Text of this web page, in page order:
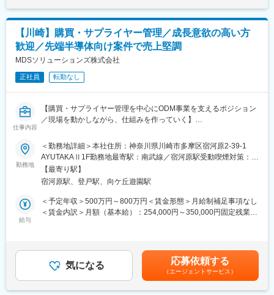
■施工実績
・川崎市消防局出張所
・焼肉チェーン・牛角（武蔵小杉店・武蔵中原店）
・CPGゴルフ
行政関連施設・飲食店・オフィス・クリニック…幅広い現場での
実績がございます。
わることができます。わからないこと、不安なことがあれば遠慮
なくお聞きください。また現在は、代表や先輩社員が業務フロー
教育体制が整う予定です。今回入社される方の営業ノウハウや知
見も、ぜひお聞かせください。
直接取引の依頼がメインです。一般的に管工事は、ゼネコンやサ
ブコンから依頼を受けるものですが、自社ECサイトを持つ当社で
はお客様と直接取引を実現。
きています。高い評価も受けており、今後さらに依頼が増えてい
く見込みです。
■施工実績
・川崎市消防局出張所
・CPGゴルフ
行政関連施設・飲食店・オフィス・クリニック…幅広い現場での
実績がございます。
2010年から空調設備の設計・工事をメイン事業としてスタート
し、カフェやフィットネスなど多彩な事業を展開してます。「社
っています。年齢や体力的に技術者として働き続けることが難し
くなったら…というケースを想定して、本部や別事業で活躍する
道も用意する方針です。
2022年2月に完成された新社屋へ移転し、併設店舗のカフェやフ
【川崎】購買・サプライヤー管理／成長意欲の高い方
歓迎／先端半導体向け案件で売上堅調
MDSソリューションズ株式会社
正社員 転勤なし
仕事内容
【購買・サプライヤー管理を中心にODM事業を支えるポジション
／現場を動かしながら、仕組みを作っていく】
購買・サプライヤー管理を中心に、ODM事業の中核を支える業務
を担当いただきます。主な業務は、資材の発注、在庫・納期管
理、コスト・原価の管理、取引先との調整などです。製品が計画
通りに納品されるよう、社内の設計・品質担当や外部協力会社と
のやり取りを行いながら、生産全体の流れを管理します。
当社は現在、社内の仕組みを整えていくフェーズにあり、既存業
務を動かしながらより良い形を模索しています。自社で開発した
改良を進めています。日々の運用の中で、DX（デジタル化）や業
務効率化の仕組みづくりにも自然と関わることができる環境で
す。
勤務地
＜勤務地詳細＞本社住所：神奈川県川崎市多摩区宿河原2-39-1
AYUTAKAⅡ1F勤務地最寄駅：南武線／宿河原駅受動喫煙対策：屋
内全面禁煙変更の範囲：会社の定める事業所
【最寄り駅】
宿河原駅、登戸駅、向ケ丘遊園駅
給与
＜予定年収＞500万円～800万円＜賃金形態＞月給制補足事項なし
＜賃金内訳＞月額（基本給）：254,000円～350,000円固定残業手
の賞与は4か月分（下回らない金額）で計算。あくまで参考値の
為、入社時の経験や能力を考慮の上決定します。■昇給：年1回■
賞与：年2回+特別賞与(平均6か月分)※前年度実績賃金はあくまで
も目安の金額であり、選考を通じて上下する可能性があります。
気になる 応募依頼する
（エージェントサービス）